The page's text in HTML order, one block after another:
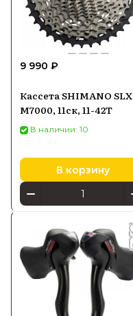
9 990 ₽
Кассета SHIMANO SLX
M7000, 11ск, 11-42T
В наличии: 10
В корзину